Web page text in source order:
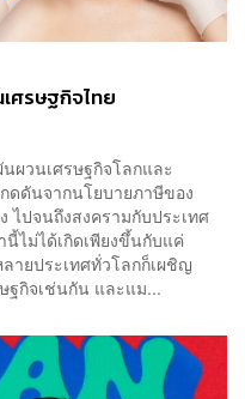
ศรษฐกิจไทย
ผวนเศรษฐกิจโลกและ
ดดันจากนโยบายภาษีของ
ไปจนถึงสงครามกับประเทศ
ไม่ได้เกิดเพียงขึ้นกับแค่
ายประเทศทั่วโลกก็เผชิญ
ฐกิจเช่นกัน และแม...